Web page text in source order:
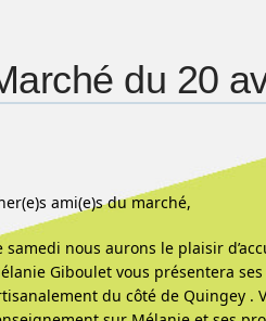
du 20
ami(e)s du marché,
samedi nous aurons le plaisir
Giboulet vous présentera
du côté de Quingey .